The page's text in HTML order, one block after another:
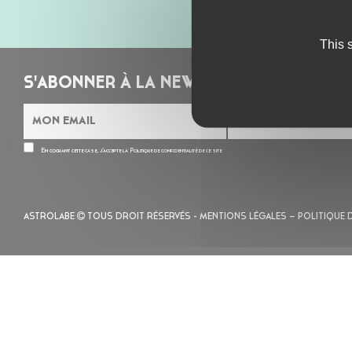
S'ABONNER À LA NEWSLETTER
En cochant cette case, j’accepte la Politique de confidentialitéde ce site
ASTROLABE TOUS DROIT RÉSERVÉS - MENTIONS LÉGALES – POLITIQUE
This